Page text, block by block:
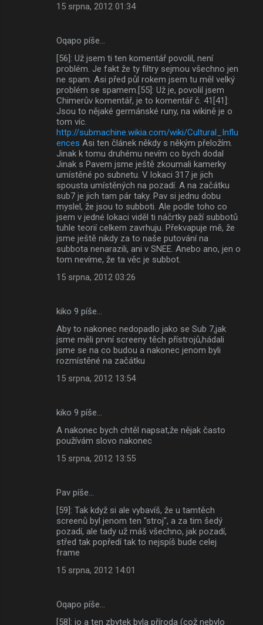
15 srpna, 2012 01:34
Oqapo píše…
[56]: Už jsem ti ten komentář povolil, není
problém. Je fakt že ty filtry sejmou všechno jen
ne spam. Asi před půl rokem jsem tu měl velký
problém se spamem.[55]: Už je, povolil jsem
Chimerův komentář, je to komentář č. 41[41]:
Jsou to nějaké germánské runy, na wikině je o
tom víc.
http://submachine.wikia.com/wiki/Cultural_Influ
ences Asi ten článek někdy s někým přeložím.
Jinak k tomu druhému nevím co bych dodal
Jinak s Pavem jsme ještě zkoumali kamerky
umístěné po subnetu. V lokaci 317 je jich
spousta umístěných na pozadí. A na začátku
sub7 je jich tam pár taky. Pav si jednu dobu
myslel, že jsou to subboti. Ale podle toho co
jsem v jedné lokaci viděl ti náčrtky paží subbotů
tuhle teorií celkem zavrhuju. Překvapuje mě, že
jsme ještě nikdy za to naše putování na
subbota nenarazili, ani v SNEE. Anebo ano, jen o
tom nevíme, že ta věc je subbot.
15 srpna, 2012 03:26
kiko 9 píše…
Aby to nakonec nedopadlo jako se Sub 7,jak
jsme měli první screeny těch přístrojů,hádali
jsme se na co budou a nakonec jenom byli
rozmístěné na začátku
15 srpna, 2012 13:54
kiko 9 píše…
A nakonec bych chtěl napsat,že nějak často
používám slovo nakonec
15 srpna, 2012 13:55
Pav píše…
[59]: Tak když si ale vybavíš, že u tamtěch
screenů byl jenom ten "stroj", a za tim šedý
pozadí, ale tady už máš všechno, jak pozadí,
střed tak popředí tak to nejspíš bude celej
frame
15 srpna, 2012 14:01
Oqapo píše…
[58]: jo a ten zbytek byla příroda (což nebylo